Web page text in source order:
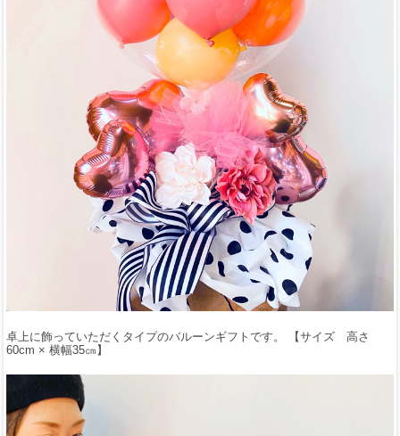
卓上に飾っていただくタイプのバルーンギフトです。 【サイズ 高さ
60cm × 横幅35㎝】